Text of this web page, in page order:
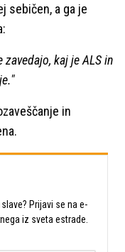
sebičen, a ga je
kaj je ALS in
in
Prijavi se na e-
iz sveta estrade.